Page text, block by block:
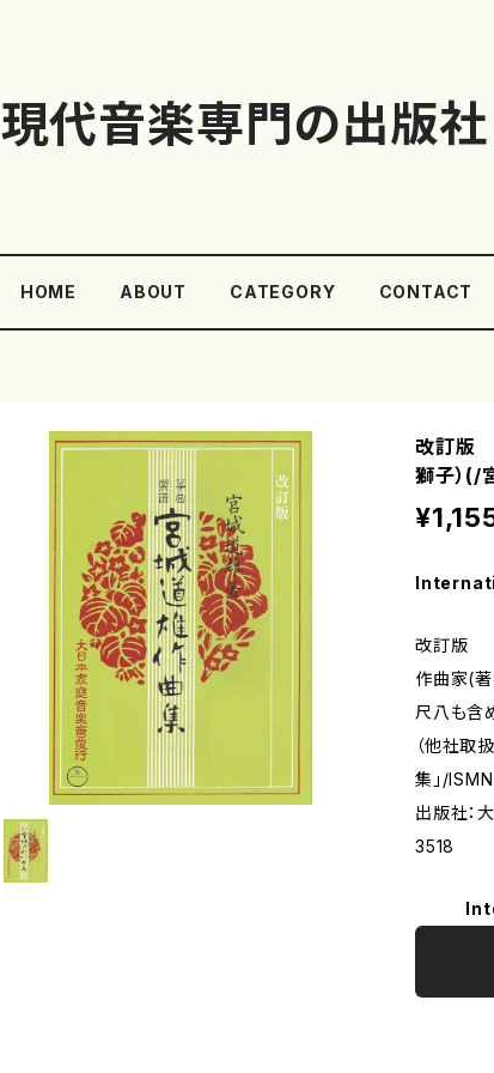
現代音楽専門の出版
HOME ABOUT CATEGORY CONTACT
改訂版
獅子）(/
改訂版
作曲家(著
尺八も含
（他社取
集」/
出版社：
3518